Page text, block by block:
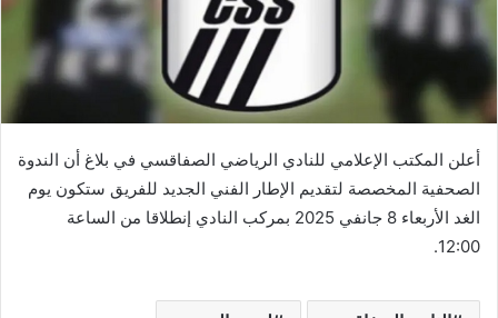
أعلن المكتب الإعلامي للنادي الرياضي الصفاقسي في بلاغ أن الندوة
الصحفية المخصصة لتقديم الإطار الفني الجديد للفريق ستكون يوم
الغد الأربعاء 8 جانفي 2025 بمركب النادي إنطلاقا من الساعة
12:00.